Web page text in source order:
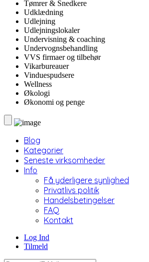
Tømrer & Snedkere
Udklædning
Udlejning
Udlejningslokaler
Undervisning & coaching
Undervognsbehandling
VVS firmaer og tilbehør
Vikarbureauer
Vinduespudsere
Wellness
Økologi
Økonomi og penge
Blog
Kategorier
Seneste virksomheder
Info
Få yderligere synlighed
Privatlivs politik
Handelsbetingelser
FAQ
Kontakt
Log Ind
Tilmeld